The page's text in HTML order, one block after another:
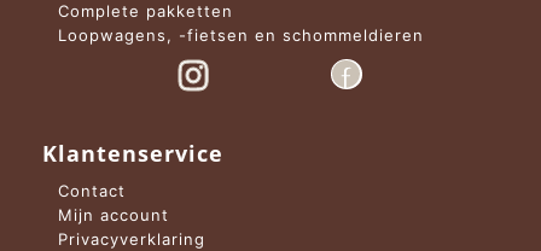
Complete pakketten
Loopwagens, -fietsen en schommeldieren
Klantenservice
Contact
Mijn account
Privacyverklaring